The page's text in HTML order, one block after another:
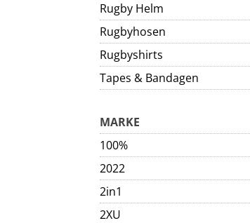
Rugby Helm
Rugbyhosen
Rugbyshirts
Tapes & Bandagen
MARKE
100%
2022
2in1
2XU